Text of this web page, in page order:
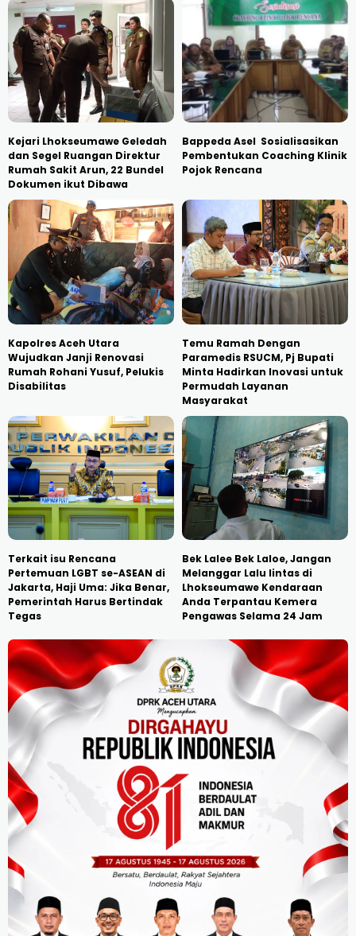
Kejari Lhokseumawe Geledah
dan Segel Ruangan Direktur
Rumah Sakit Arun, 22 Bundel
Dokumen ikut Dibawa
Bappeda Asel Sosialisasikan
Pembentukan Coaching Klinik
Pojok Rencana
Kapolres Aceh Utara
Wujudkan Janji Renovasi
Rumah Rohani Yusuf, Pelukis
Disabilitas
Temu Ramah Dengan
Paramedis RSUCM, Pj Bupati
Minta Hadirkan Inovasi untuk
Permudah Layanan
Masyarakat
Terkait isu Rencana
Pertemuan LGBT se-ASEAN di
Jakarta, Haji Uma: Jika Benar,
Pemerintah Harus Bertindak
Tegas
Bek Lalee Bek Laloe, Jangan
Melanggar Lalu lintas di
Lhokseumawe Kendaraan
Anda Terpantau Kemera
Pengawas Selama 24 Jam